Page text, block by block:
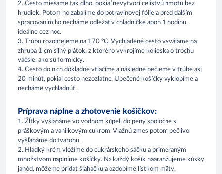
2. Cesto miešame tak dlho, pokiaľ nevytvorí celistvú hmotu bez
hrudiek. Potom ho zabalíme do potravinovej fólie a pred ďalším
spracovaním ho necháme odležať v chladničke apoň 1 hodinu,
ideálne cez noc.
3. Trúbu rozohrejeme na 170 °C. Vychladené cesto vyváľame na
zhruba 1 cm silný plátok, z ktorého vykrojíme kolieska o trochu
väčšie, ako sú formičky.
4. Cesto do nich dôkladne vtlačíme a následne pečieme v trúbe asi
20 minút, pokiaľ cesto nezozlatne. Upečené košíčky vyklopíme a
necháme vychladnúť.
Príprava náplne a zhotovenie košíčkov:
1. Žĺtky vyšľaháme vo vodnom kúpeli do peny spoločne s
práškovým a vanilkovým cukrom. Vlažnú zmes potom pečlivo
vyšľaháme do tvarohu.
2. Hladký krém vložíme do cukrárskeho sáčku a primeraným
množstvom naplníme košíčky. Na každý košík naaranžujeme kúsky
jahôd, môžeme pridat šľahačku a ozdobíme lístkom mäty.